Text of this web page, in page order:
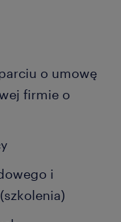
o umowę
firmie o
i